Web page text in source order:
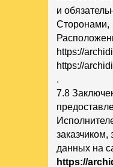
и
Сторонами,
https://
https://
.
7.8
данных на
https://